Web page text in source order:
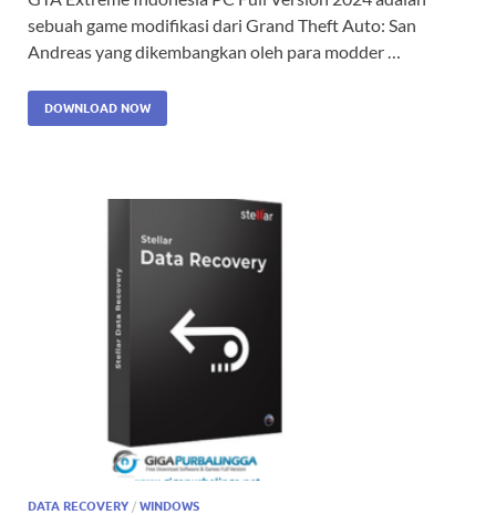
sebuah game modifikasi dari Grand Theft Auto: San
Andreas yang dikembangkan oleh para modder …
DOWNLOAD NOW
DATA RECOVERY / WINDOWS